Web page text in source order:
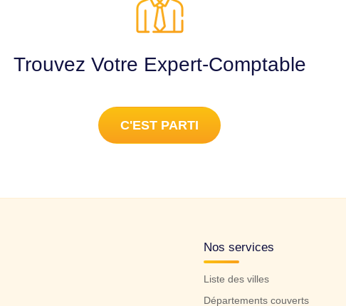
Trouvez Votre Expert-Comptable
C'EST PARTI
Nos services
Liste des villes
Départements couverts